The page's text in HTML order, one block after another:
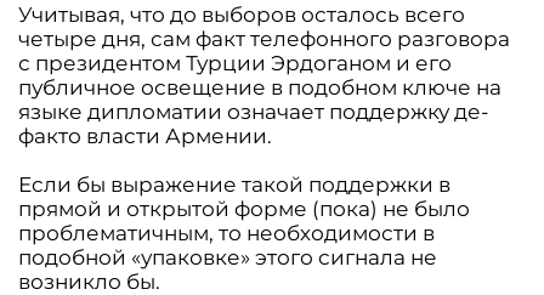
Учитывая, что до выборов осталось всего
четыре дня, сам факт телефонного разговора
с президентом Турции Эрдоганом и его
публичное освещение в подобном ключе на
языке дипломатии означает поддержку де-
факто власти Армении.
Если бы выражение такой поддержки в
прямой и открытой форме (пока) не было
проблематичным, то необходимости в
подобной «упаковке» этого сигнала не
возникло бы.